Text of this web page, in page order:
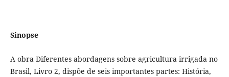
Sinopse
A obra Diferentes abordagens sobre agricultura irrigada no
Brasil, Livro 2, dispõe de seis importantes partes: História,